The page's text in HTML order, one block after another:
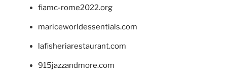
fiamc-rome2022.org
mariceworldessentials.com
lafisheriarestaurant.com
915jazzandmore.com